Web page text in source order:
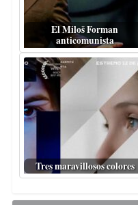
El Miloš Forman
anticomunista
Tres maravillosos colores